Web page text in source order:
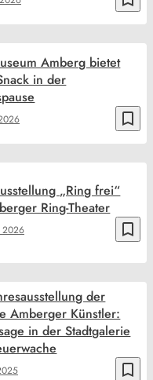
bookmark_border
Amberg bietet
in der
bookmark_border
2026
„Ring frei“
Ring-Theater
bookmark_border
der
Amberger Künstler:
in der Stadtgalerie